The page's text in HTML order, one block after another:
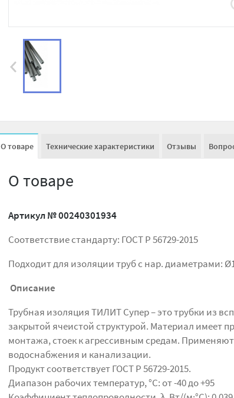
О товаре Технические характеристики Отзывы
О товаре
Артикул №00240301934
Соответствие стандарту: ГОСТ Р 56729-2015
Подходит для изоляции труб с нар. диаметрами:
Описание
Трубная изоляция ТИЛИТ Супер – это трубки из
закрытой ячеистой структурой. Материал имеет
монтажа, стоек к агрессивным средам.
водоснабжения и канализации.
Продукт соответствует ГОСТ Р 56729-2015.
Диапазон рабочих температур, °С: от -40 до +95